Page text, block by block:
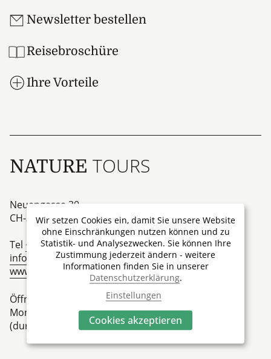
Newsletter bestellen
Reisebroschüre
Ihre Vorteile
NATURE TOURS
Neuengasse 30
CH-3001 Bern
Tel +41 31 313 00 10
info@nature-tours.ch
www.nature-tours.ch
Öffnungszeiten
Montag – Freitag 09.00 Uhr bis 18.00 Uhr
(durchgehend per Telefon oder E-Mail)
Wir setzen Cookies ein, damit Sie unsere Website
ohne Einschränkungen nutzen können und zu
Statistik- und Analysezwecken. Sie können Ihre
Zustimmung jederzeit ändern - weitere
Informationen finden Sie in unserer
Datenschutzerklärung.
Einstellungen
Cookies akzeptieren